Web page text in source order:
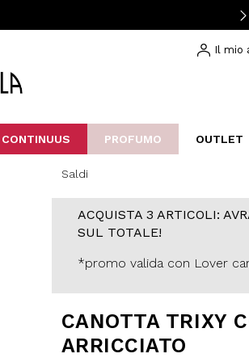
Il mio
CONTINUUS PROFUMO OUTLET
Saldi
ACQUISTA 3 ARTICOLI:
SUL TOTALE!
*promo valida con Lover
CANOTTA TRIXY
ARRICCIATO